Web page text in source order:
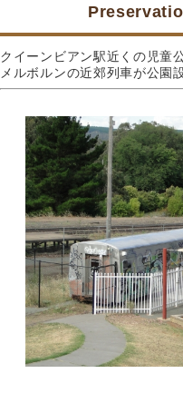
クイーンビアン駅近くの児童
メルボルンの近郊列車が公園